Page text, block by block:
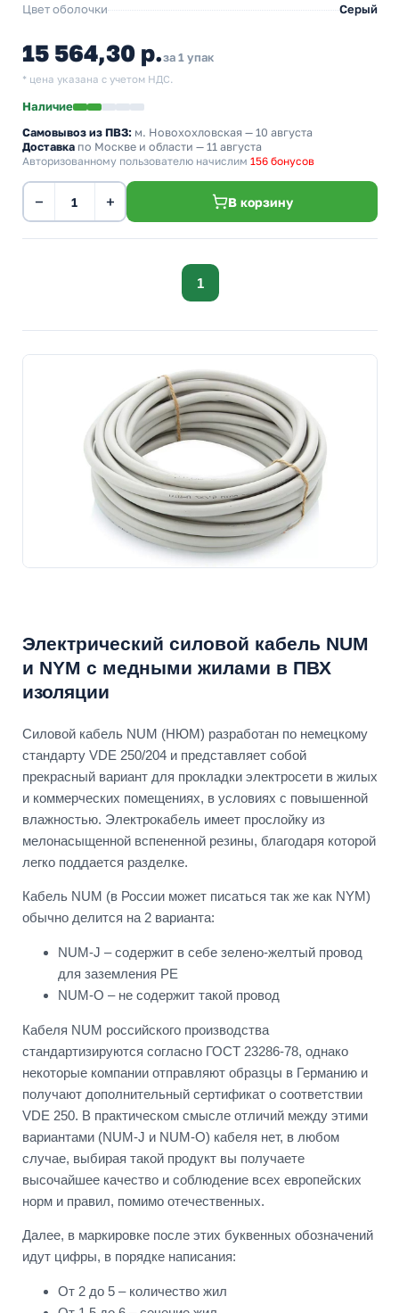
Цвет оболочки
Серый
15 564,30 р.за 1 упак
* цена указана с учетом НДС.
Наличие
Самовывоз из ПВЗ: м. Новохохловская — 10 августа
Доставка по Москве и области — 11 августа
Авторизованному пользователю начислим 156 бонусов
− + В корзину
1
Электрический силовой кабель NUM
и NYM с медными жилами в ПВХ
изоляции
Силовой кабель NUM (НЮМ) разработан по немецкому
стандарту VDE 250/204 и представляет собой
прекрасный вариант для прокладки электросети в жилых
и коммерческих помещениях, в условиях с повышенной
влажностью. Электрокабель имеет прослойку из
мелонасыщенной вспененной резины, благодаря которой
легко поддается разделке.
Кабель NUM (в России может писаться так же как NYM)
обычно делится на 2 варианта:
NUM-J – содержит в себе зелено-желтый провод
для заземления PE
NUM-O – не содержит такой провод
Кабеля NUM российского производства
стандартизируются согласно ГОСТ 23286-78, однако
некоторые компании отправляют образцы в Германию и
получают дополнительный сертификат о соответствии
VDE 250. В практическом смысле отличий между этими
вариантами (NUM-J и NUM-O) кабеля нет, в любом
случае, выбирая такой продукт вы получаете
высочайшее качество и соблюдение всех европейских
норм и правил, помимо отечественных.
Далее, в маркировке после этих буквенных обозначений
идут цифры, в порядке написания:
От 2 до 5 – количество жил